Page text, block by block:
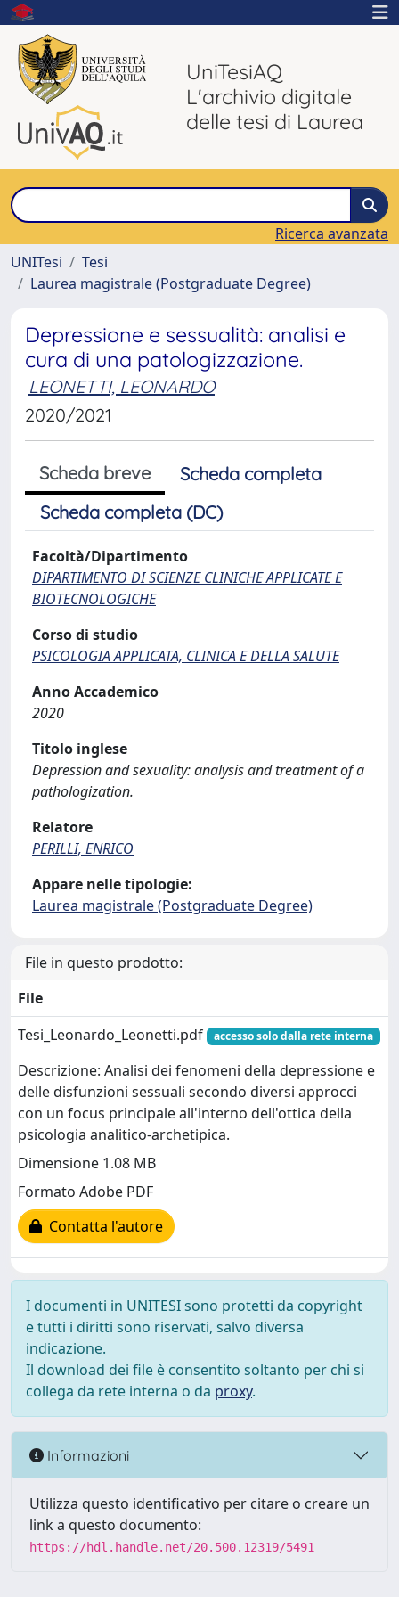
UniTesiAQ
L'archivio digitale
delle tesi di Laurea
Ricerca avanzata
UNITesi
Tesi
Laurea magistrale (Postgraduate Degree)
Depressione e sessualità: analisi e
cura di una patologizzazione.
LEONETTI, LEONARDO
2020/2021
Scheda breve
Scheda completa
Scheda completa (DC)
Facoltà/Dipartimento
DIPARTIMENTO DI SCIENZE CLINICHE APPLICATE E
BIOTECNOLOGICHE
Corso di studio
PSICOLOGIA APPLICATA, CLINICA E DELLA SALUTE
Anno Accademico
2020
Titolo inglese
Depression and sexuality: analysis and treatment of a
pathologization.
Relatore
PERILLI, ENRICO
Appare nelle tipologie:
Laurea magistrale (Postgraduate Degree)
File in questo prodotto:
File
Tesi_Leonardo_Leonetti.pdf
accesso solo dalla rete interna
Descrizione: Analisi dei fenomeni della depressione e
delle disfunzioni sessuali secondo diversi approcci
con un focus principale all'interno dell'ottica della
psicologia analitico-archetipica.
Dimensione 1.08 MB
Formato Adobe PDF
Contatta l'autore
I documenti in UNITESI sono protetti da copyright
e tutti i diritti sono riservati, salvo diversa
indicazione.
Il download dei file è consentito soltanto per chi si
collega da rete interna o da proxy.
Informazioni
Utilizza questo identificativo per citare o creare un
link a questo documento:
https://hdl.handle.net/20.500.12319/5491